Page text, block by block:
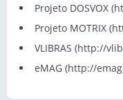
Projeto DOSVOX (
Projeto MOTRIX (
VLIBRAS (http://
eMAG (http://